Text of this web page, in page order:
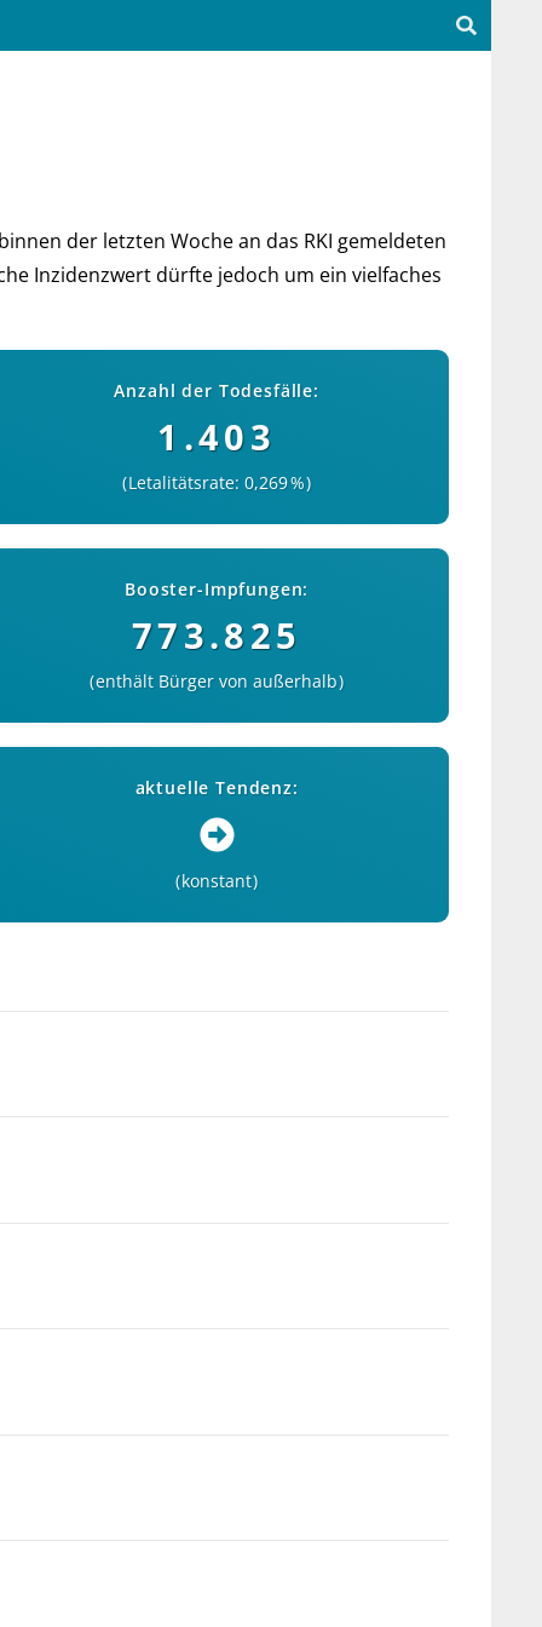
der letz­ten Woche an das RKI ge­mel­deten
In­zi­denz­wert dürf­te je­doch um ein viel­faches
Anzahl der Todesfälle:
1.403
Letalitätsrate: 0,269 %
Booster-Impfungen:
773.825
enthält Bürger von außerhalb
aktuelle Tendenz:
konstant